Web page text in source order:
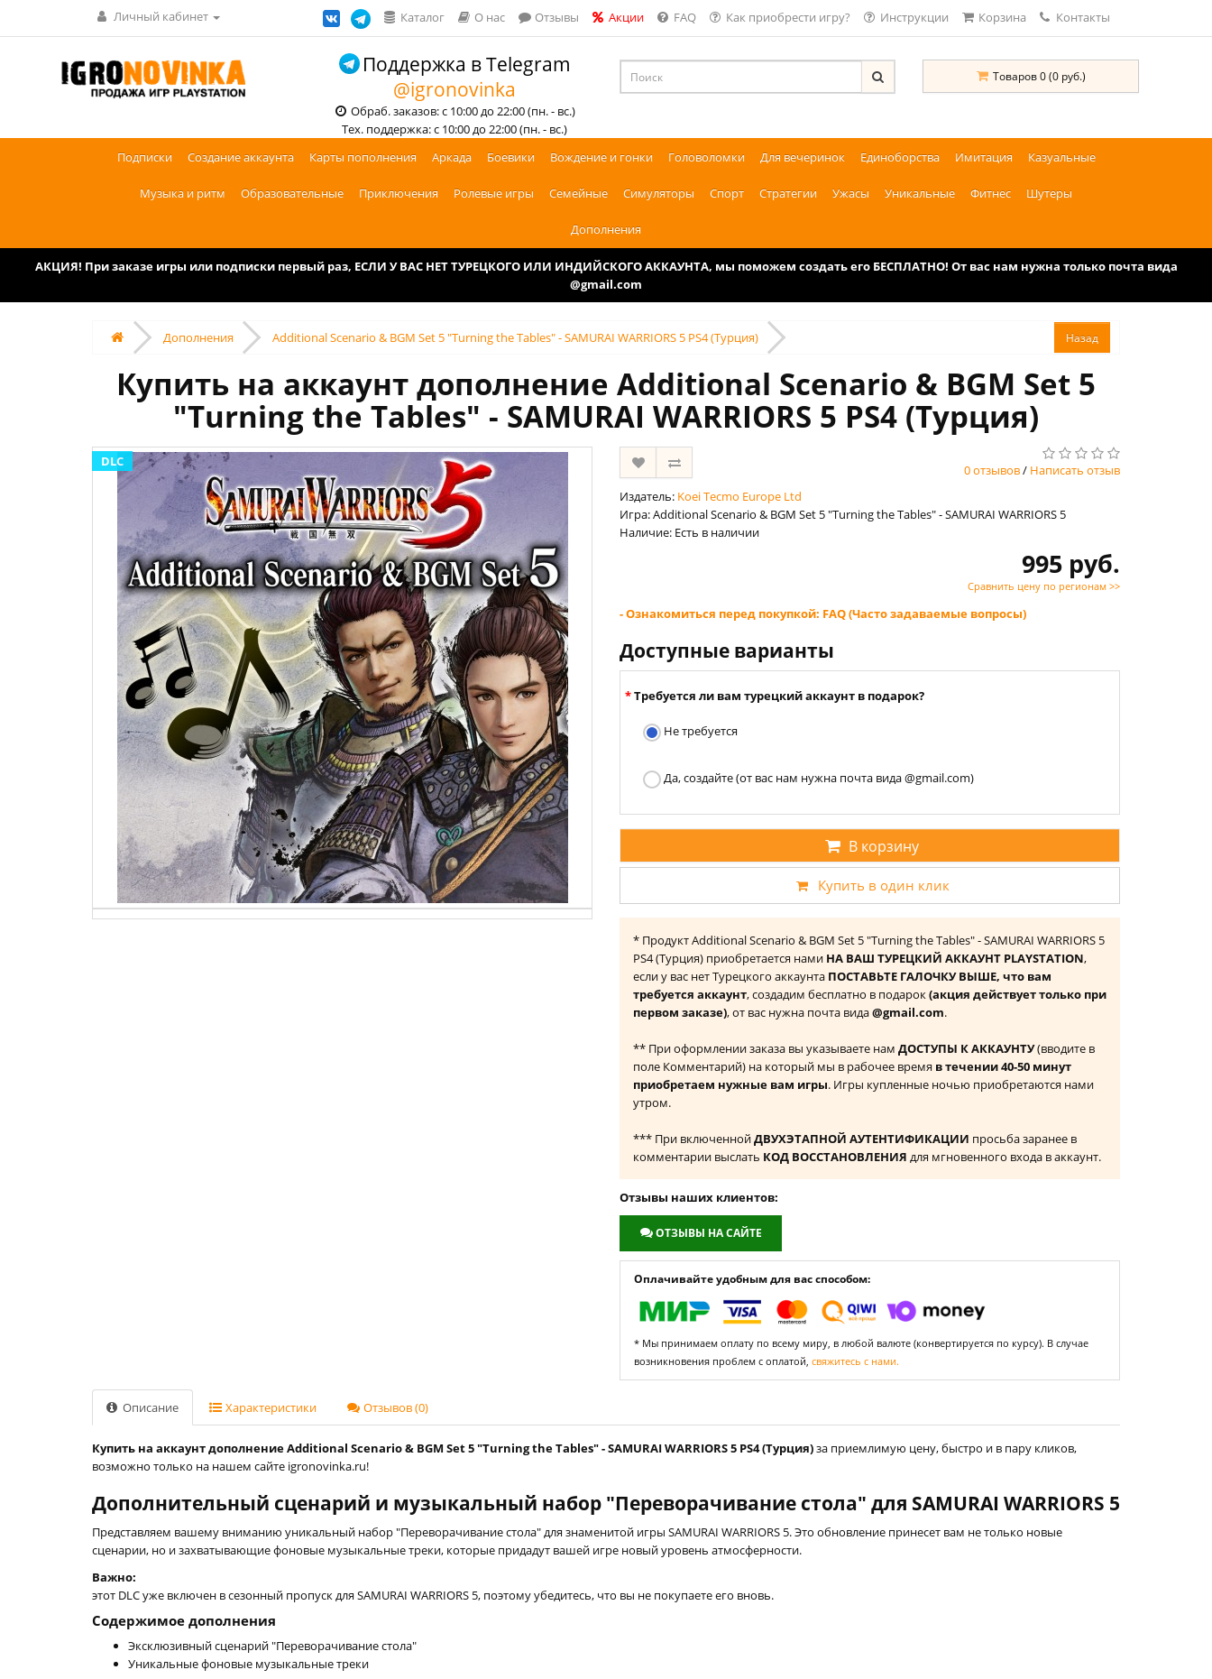
Личный кабинет Каталог О нас Отзывы Акции FAQ Как приобрести игру? Инструкции Корзина Контакты
Поддержка в Telegram
@igronovinka
Обраб. заказов: с 10:00 до 22:00 (пн. - вс.)
Тех. поддержка: с 10:00 до 22:00 (пн. - вс.)
Товаров 0 (0 руб.)
Подписки Создание аккаунта Карты пополнения Аркада Боевики Вождение и гонки Головоломки Для вечеринок Единоборства Имитация Казуальные
Музыка и ритм Образовательные Приключения Ролевые игры Семейные Симуляторы Спорт Стратегии Ужасы Уникальные Фитнес Шутеры
Дополнения
АКЦИЯ! При заказе игры или подписки первый раз, ЕСЛИ У ВАС НЕТ ТУРЕЦКОГО ИЛИ ИНДИЙСКОГО АККАУНТА, мы поможем создать его БЕСПЛАТНО! От вас нам нужна только почта вида
@gmail.com
Дополнения Additional Scenario & BGM Set 5 "Turning the Tables" - SAMURAI WARRIORS 5 PS4 (Турция)
Купить на аккаунт дополнение Additional Scenario & BGM Set 5
"Turning the Tables" - SAMURAI WARRIORS 5 PS4 (Турция)
DLC
0 отзывов/ Написать отзыв
Издатель: Koei Tecmo Europe Ltd
Игра: Additional Scenario & BGM Set 5 "Turning the Tables" - SAMURAI WARRIORS 5
Наличие: Есть в наличии
995 руб.
Сравнить цену по регионам >>
- Ознакомиться перед покупкой: FAQ (Часто задаваемые вопросы)
Доступные варианты
Требуется ли вам турецкий аккаунт в подарок?
Не требуется
Да, создайте (от вас нам нужна почта вида @gmail.com)
В корзину
Купить в один клик
* Продукт Additional Scenario & BGM Set 5 "Turning the Tables" - SAMURAI WARRIORS 5
PS4 (Турция) приобретается нами НА ВАШ ТУРЕЦКИЙ АККАУНТ PLAYSTATION,
если у вас нет Турецкого аккаунта ПОСТАВЬТЕ ГАЛОЧКУ ВЫШЕ, что вам
требуется аккаунт, создадим бесплатно в подарок(акция действует только при
первом заказе), от вас нужна почта вида@gmail.com.
** При оформлении заказа вы указываете нам ДОСТУПЫ К АККАУНТУ(вводите в
поле Комментарий) на который мы в рабочее время в течении 40-50 минут
приобретаем нужные вам игры. Игры купленные ночью приобретаются нами
утром.
*** При включеннойДВУХЭТАПНОЙ АУТЕНТИФИКАЦИИ просьба заранее в
комментарии выслать КОД ВОССТАНОВЛЕНИЯ для мгновенного входа в аккаунт.
Отзывы наших клиентов:
ОТЗЫВЫ НА САЙТЕ
Оплачивайте удобным для вас способом:
* Мы принимаем оплату по всему миру, в любой валюте (конвертируется по курсу). В случае
возникновения проблем с оплатой, свяжитесь с нами.
Описание Характеристики Отзывов (0)
Купить на аккаунт дополнение Additional Scenario & BGM Set 5 "Turning the Tables" - SAMURAI WARRIORS 5 PS4 (Турция)за приемлимую цену, быстро и в пару кликов,
возможно только на нашем сайте igronovinka.ru!
Дополнительный сценарий и музыкальный набор "Переворачивание стола" для SAMURAI WARRIORS 5
Представляем вашему вниманию уникальный набор "Переворачивание стола" для знаменитой игры SAMURAI WARRIORS 5. Это обновление принесет вам не только новые
сценарии, но и захватывающие фоновые музыкальные треки, которые придадут вашей игре новый уровень атмосферности.
Важно:
этот DLC уже включен в сезонный пропуск для SAMURAI WARRIORS 5, поэтому убедитесь, что вы не покупаете его вновь.
Содержимое дополнения
Эксклюзивный сценарий "Переворачивание стола"
Уникальные фоновые музыкальные треки